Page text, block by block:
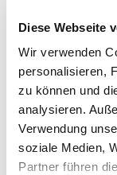
Diese Webseite
Wir verwenden
personalisieren,
zu können und
analysieren.
Verwendung
soziale Medien,
Partner führen
Anteil für
in-nass-
nicht
bietet